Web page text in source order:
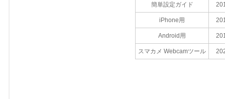
簡単設定ガイド
iPhone用
Android用
スマカメ Webcamツール